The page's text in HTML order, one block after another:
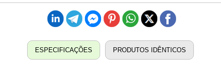
ESPECIFICAÇÕES PRODUTOS IDÊNTICOS